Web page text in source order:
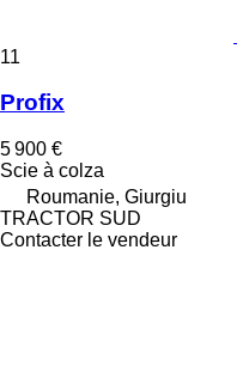
11
Profix
5 900 €
Scie à colza
Roumanie, Giurgiu
TRACTOR SUD
Contacter le vendeur